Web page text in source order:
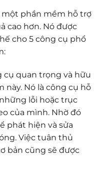
một phần mềm hỗ trợ
cao hơn. Nó được
cho 5 công cụ phổ
cụ quan trọng và hữu
Nó là công cụ hỗ
lỗi hoặc trục
của mình. Nhờ đó
phát hiện và sửa
Việc tuân thủ
bản cũng sẽ được